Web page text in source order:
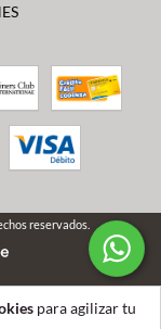
para agilizar tu
reservados.